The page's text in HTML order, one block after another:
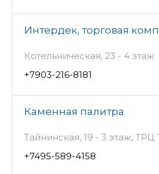
Интердек, торговая
Котельническая, 23 - 4 этаж
+7903-216-8181
Каменная палитра
Тайнинская, 19 - 3 этаж, ТРЦ
+7495-589-4158